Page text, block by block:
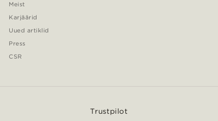
Meist
Karjäärid
Uued artiklid
Press
CSR
Trustpilot